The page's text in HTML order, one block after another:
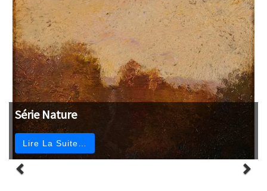
Série Nature
Lire La Suite…